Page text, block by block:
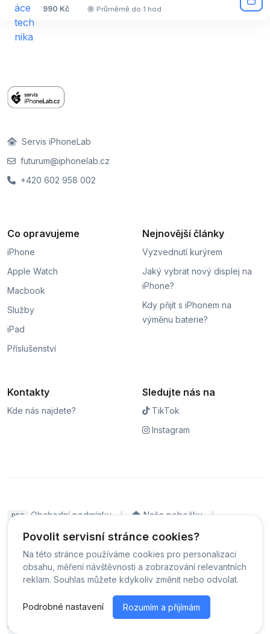
990 Kč Průměrně do 1 hod
Povolit servisní stránce cookies?
Na této stránce používáme cookies pro personalizaci
obsahu, měření návštěvnosti a zobrazování relevantních
reklam. Souhlas můžete kdykoliv změnit nebo odvolat.
Podrobné nastavení Rozumím a přijímám
Servis iPhoneLab
futurum@iphonelab.cz
+420 602 958 002
Co opravujeme
iPhone
Apple Watch
Macbook
Služby
iPad
Příslušenství
Nejnovější články
Vyzvednutí kurýrem
Jaký vybrat nový displej na
iPhone?
Kdy přijít s iPhonem na
výměnu baterie?
Kontakty
Kde nás najdete?
Sledujte nás na
TikTok
Instagram
PDF Obchodní podmínky
Naše pobočky
Čeština
© Servis iPhoneLab - 2026 - Všechna práva vyhrazena.
Změnit preference cookies
Běžíme na